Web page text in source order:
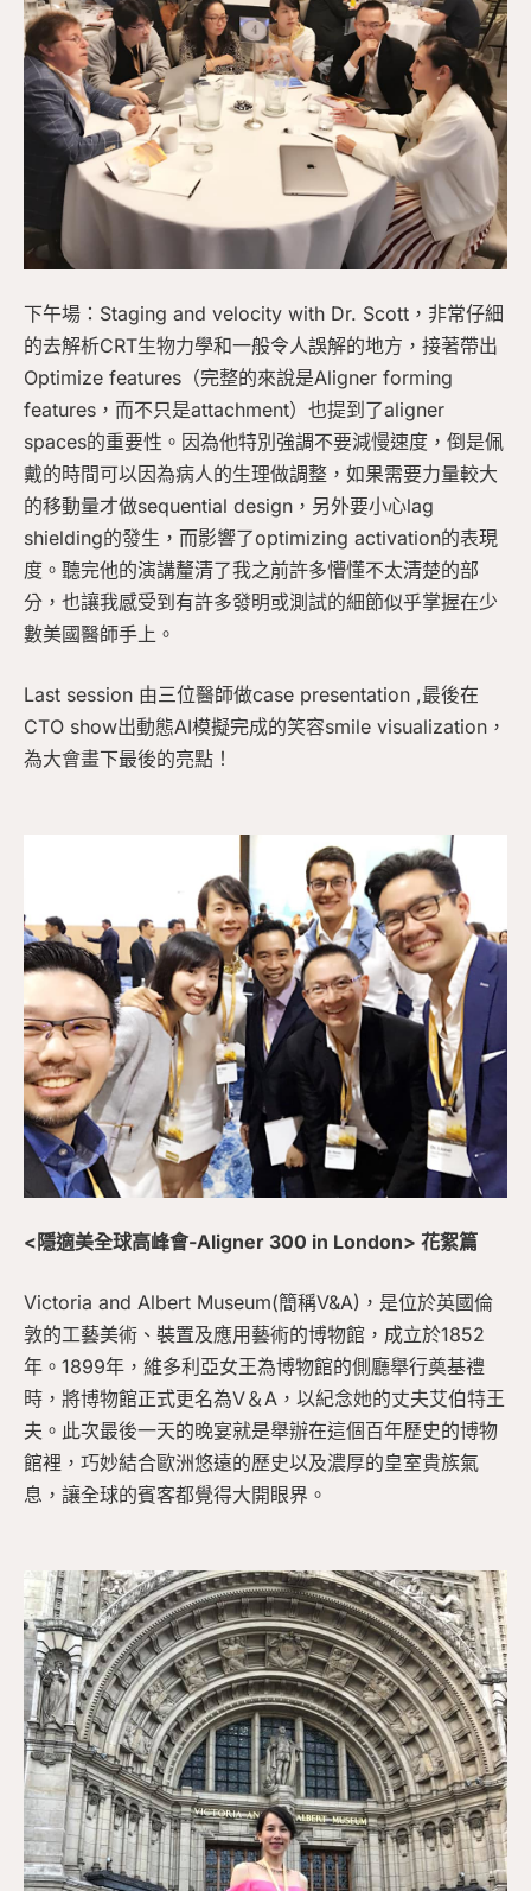
下午場：Staging and velocity with Dr. Scott，非常仔細
的去解析CRT生物力學和一般令人誤解的地方，接著帶出
Optimize features（完整的來說是Aligner forming
features，而不只是attachment）也提到了aligner
spaces的重要性。因為他特別強調不要減慢速度，倒是佩
戴的時間可以因為病人的生理做調整，如果需要力量較大
的移動量才做sequential design，另外要小心lag
shielding的發生，而影響了optimizing activation的表現
度。聽完他的演講釐清了我之前許多懵懂不太清楚的部
分，也讓我感受到有許多發明或測試的細節似乎掌握在少
數美國醫師手上。
Last session 由三位醫師做case presentation ,最後在
CTO show出動態AI模擬完成的笑容smile visualization，
為大會畫下最後的亮點！
<隱適美全球高峰會-Aligner 300 in London> 花絮篇
Victoria and Albert Museum(簡稱V&A)，是位於英國倫
敦的工藝美術、裝置及應用藝術的博物館，成立於1852
年。1899年，維多利亞女王為博物館的側廳舉行奠基禮
時，將博物館正式更名為V＆A，以紀念她的丈夫艾伯特王
夫。此次最後一天的晚宴就是舉辦在這個百年歷史的博物
館裡，巧妙結合歐洲悠遠的歷史以及濃厚的皇室貴族氣
息，讓全球的賓客都覺得大開眼界。